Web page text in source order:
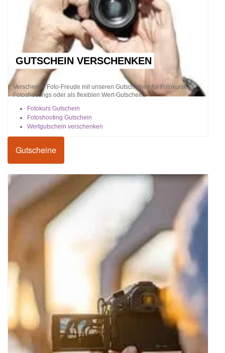
GUTSCHEIN VERSCHENKEN
Verschenke Foto-Freude mit unseren Gutscheinen für Fotokurse,
Fotoshootings oder als flexiblen Wert-Gutschein!
Fotokurs Gutschein
Fotoshooting Gutschein
Wertgutschein verschenken
Gutscheine